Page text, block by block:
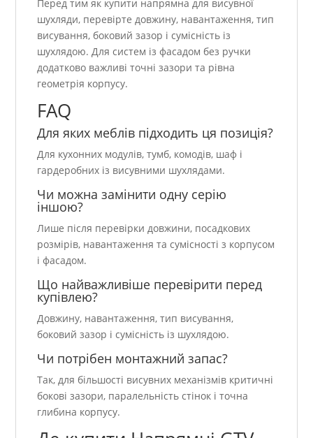
Перед тим як купити напрямна для висувної
шухляди, перевірте довжину, навантаження, тип
висування, боковий зазор і сумісність із
шухлядою. Для систем із фасадом без ручки
додатково важливі точні зазори та рівна
геометрія корпусу.
FAQ
Для яких меблів підходить ця позиція?
Для кухонних модулів, тумб, комодів, шаф і
гардеробних із висувними шухлядами.
Чи можна замінити одну серію
іншою?
Лише після перевірки довжини, посадкових
розмірів, навантаження та сумісності з корпусом
і фасадом.
Що найважливіше перевірити перед
купівлею?
Довжину, навантаження, тип висування,
боковий зазор і сумісність із шухлядою.
Чи потрібен монтажний запас?
Так, для більшості висувних механізмів критичні
бокові зазори, паралельність стінок і точна
глибина корпусу.